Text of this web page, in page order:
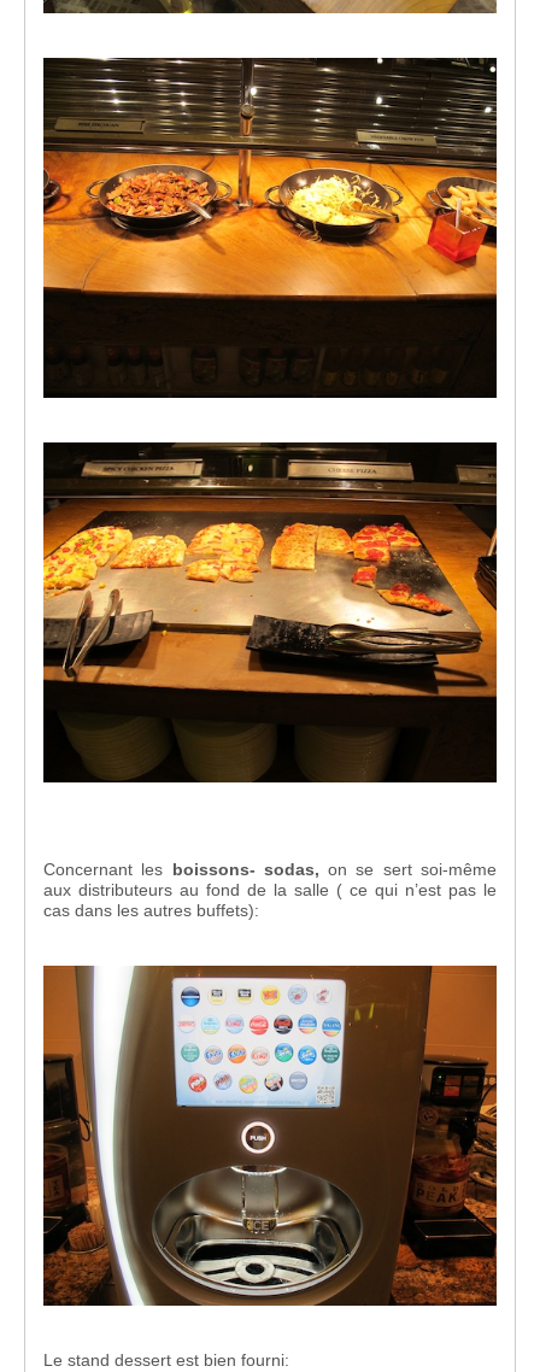
Concernant les boissons- sodas, on se sert soi-même
aux distributeurs au fond de la salle ( ce qui n’est pas le
cas dans les autres buffets):
Le stand dessert est bien fourni: